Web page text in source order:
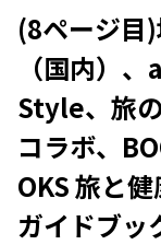
(8ページ目
（国内）
Style、旅
コラボ、
OKS 旅と
ガイドブッ